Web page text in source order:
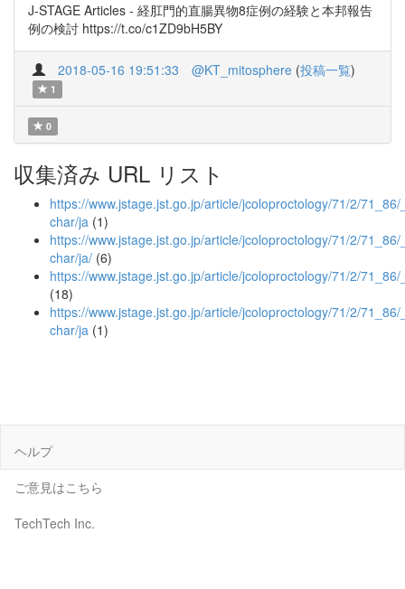
J-STAGE Articles - 経肛門的直腸異物8症例の経験と本邦報告
例の検討 https://t.co/c1ZD9bH5BY
2018-05-16 19:51:33 @KT_mitosphere (投稿一覧)
1
0
収集済み URL リスト
https://www.jstage.jst.go.jp/article/jcoloproctology/71/2/71_86/
char/ja (1)
https://www.jstage.jst.go.jp/article/jcoloproctology/71/2/71_86/
char/ja/ (6)
https://www.jstage.jst.go.jp/article/jcoloproctology/71/2/71_86/
(18)
https://www.jstage.jst.go.jp/article/jcoloproctology/71/2/71_86/
char/ja (1)
ヘルプ
ご意見はこちら
TechTech Inc.